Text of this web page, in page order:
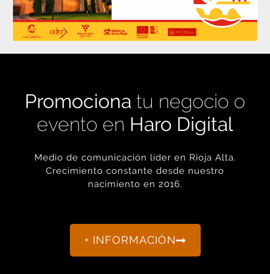
Promociona tu negocio o
evento en Haro Digital
Medio de comunicación líder en Rioja Alta.
Crecimiento constante desde nuestro
nacimiento en 2016.
+ INFORMACIÓN